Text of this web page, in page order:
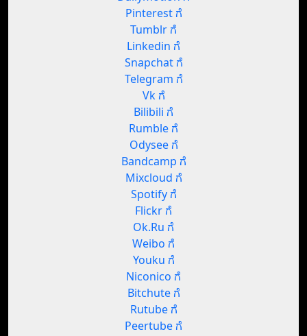
Pinterest ಗೆ
Tumblr ಗೆ
Linkedin ಗೆ
Snapchat ಗೆ
Telegram ಗೆ
Vk ಗೆ
Bilibili ಗೆ
Rumble ಗೆ
Odysee ಗೆ
Bandcamp ಗೆ
Mixcloud ಗೆ
Spotify ಗೆ
Flickr ಗೆ
Ok.Ru ಗೆ
Weibo ಗೆ
Youku ಗೆ
Niconico ಗೆ
Bitchute ಗೆ
Rutube ಗೆ
Peertube ಗೆ